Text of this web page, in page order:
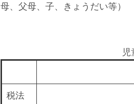
母、父母、子、きょうだい等）
税法